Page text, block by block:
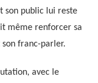
son public lui reste
même renforcer sa
franc-parler.
avec le